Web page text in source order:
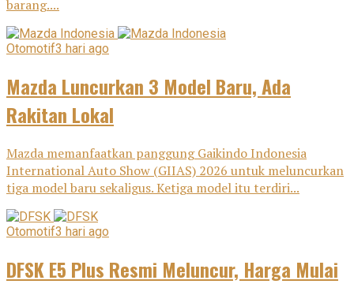
barang....
Otomotif3 hari ago
Mazda Luncurkan 3 Model Baru, Ada
Rakitan Lokal
Mazda memanfaatkan panggung Gaikindo Indonesia
International Auto Show (GIIAS) 2026 untuk meluncurkan
tiga model baru sekaligus. Ketiga model itu terdiri...
Otomotif3 hari ago
DFSK E5 Plus Resmi Meluncur, Harga Mulai